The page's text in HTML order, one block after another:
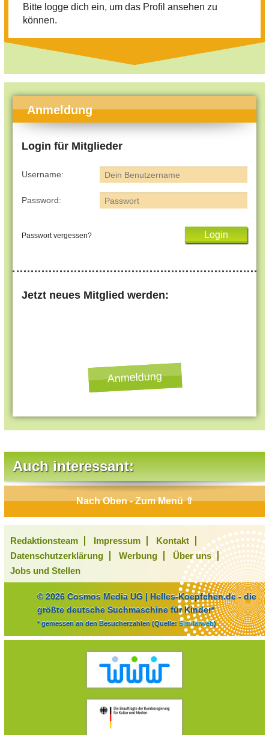
Bitte logge dich ein, um das Profil ansehen zu
können.
Anmeldung
Login für Mitglieder
Username:
Password:
Passwort vergessen?
Jetzt neues Mitglied werden:
Anmeldung
Auch interessant:
Nach Oben - Zum Menü ⇧
Redaktionsteam Impressum
Kontakt
Datenschutzerklärung
Werbung
Über uns
Jobs und Stellen
© 2026 Cosmos Media UG | Helles-Koepfchen.de - die
größte deutsche Suchmaschine für Kinder*
* gemessen an den Besucherzahlen (Quelle: Similarweb)